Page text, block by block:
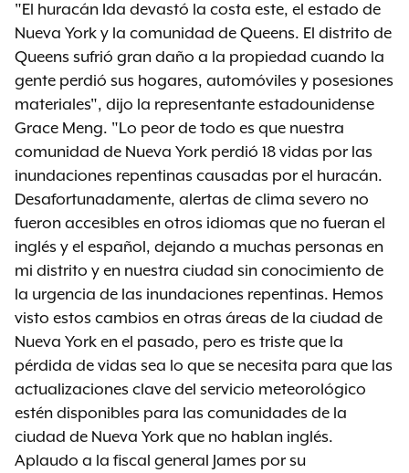
"El huracán Ida devastó la costa este, el estado de
Nueva York y la comunidad de Queens. El distrito de
Queens sufrió gran daño a la propiedad cuando la
gente perdió sus hogares, automóviles y posesiones
materiales", dijo la representante estadounidense
Grace Meng. "Lo peor de todo es que nuestra
comunidad de Nueva York perdió 18 vidas por las
inundaciones repentinas causadas por el huracán.
Desafortunadamente, alertas de clima severo no
fueron accesibles en otros idiomas que no fueran el
inglés y el español, dejando a muchas personas en
mi distrito y en nuestra ciudad sin conocimiento de
la urgencia de las inundaciones repentinas. Hemos
visto estos cambios en otras áreas de la ciudad de
Nueva York en el pasado, pero es triste que la
pérdida de vidas sea lo que se necesita para que las
actualizaciones clave del servicio meteorológico
estén disponibles para las comunidades de la
ciudad de Nueva York que no hablan inglés.
Aplaudo a la fiscal general James por su